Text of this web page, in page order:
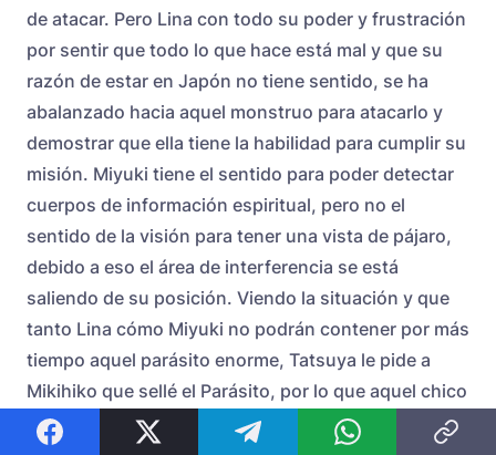
de atacar. Pero Lina con todo su poder y frustración
por sentir que todo lo que hace está mal y que su
razón de estar en Japón no tiene sentido, se ha
abalanzado hacia aquel monstruo para atacarlo y
demostrar que ella tiene la habilidad para cumplir su
misión. Miyuki tiene el sentido para poder detectar
cuerpos de información espiritual, pero no el
sentido de la visión para tener una vista de pájaro,
debido a eso el área de interferencia se está
saliendo de su posición. Viendo la situación y que
tanto Lina cómo Miyuki no podrán contener por más
tiempo aquel parásito enorme, Tatsuya le pide a
Mikihiko que sellé el Parásito, por lo que aquel chico
que estudia la magia espiritual deberá contener a